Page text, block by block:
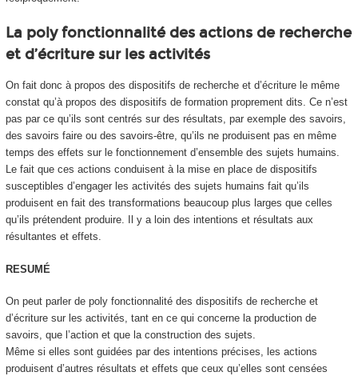
La poly fonctionnalité des actions de recherche
et d’écriture sur les activités
On fait donc à propos des dispositifs de recherche et d’écriture le même
constat qu’à propos des dispositifs de formation proprement dits. Ce n’est
pas par ce qu’ils sont centrés sur des résultats, par exemple des savoirs,
des savoirs faire ou des savoirs-être, qu’ils ne produisent pas en même
temps des effets sur le fonctionnement d’ensemble des sujets humains.
Le fait que ces actions conduisent à la mise en place de dispositifs
susceptibles d’engager les activités des sujets humains fait qu’ils
produisent en fait des transformations beaucoup plus larges que celles
qu’ils prétendent produire. Il y a loin des intentions et résultats aux
résultantes et effets.
RESUMÉ
On peut parler de poly fonctionnalité des dispositifs de recherche et
d’écriture sur les activités, tant en ce qui concerne la production de
savoirs, que l’action et que la construction des sujets.
Même si elles sont guidées par des intentions précises, les actions
produisent d’autres résultats et effets que ceux qu’elles sont censées